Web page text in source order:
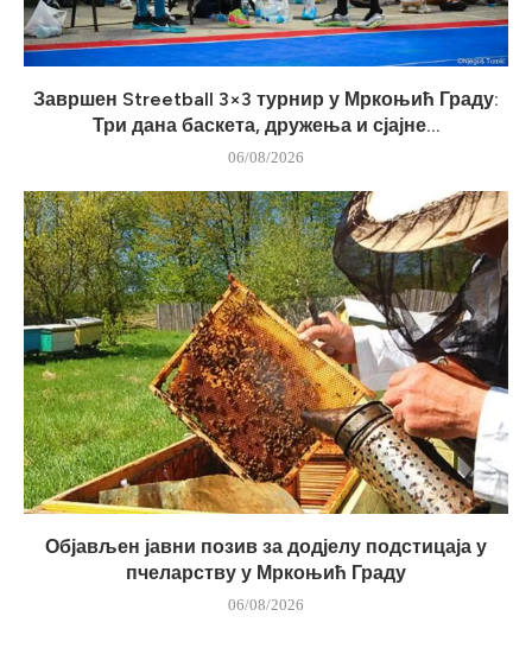
Завршен Streetball 3×3 турнир у Мркоњић Граду:
Три дана баскета, дружења и сјајне...
06/08/2026
Објављен јавни позив за додјелу подстицаја у
пчеларству у Мркоњић Граду
06/08/2026